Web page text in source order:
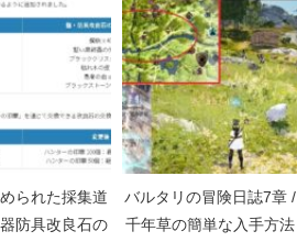
】
られた採集道
防具改良石の
バルタリの冒険日誌7章 /
千年草の簡単な入手方法